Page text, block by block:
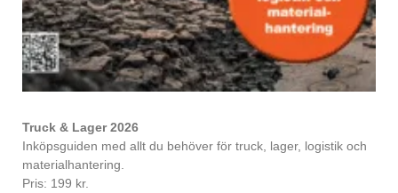
Truck & Lager 2026
Inköpsguiden med allt du behöver för truck, lager, logistik och
materialhantering.
Pris: 199 kr.